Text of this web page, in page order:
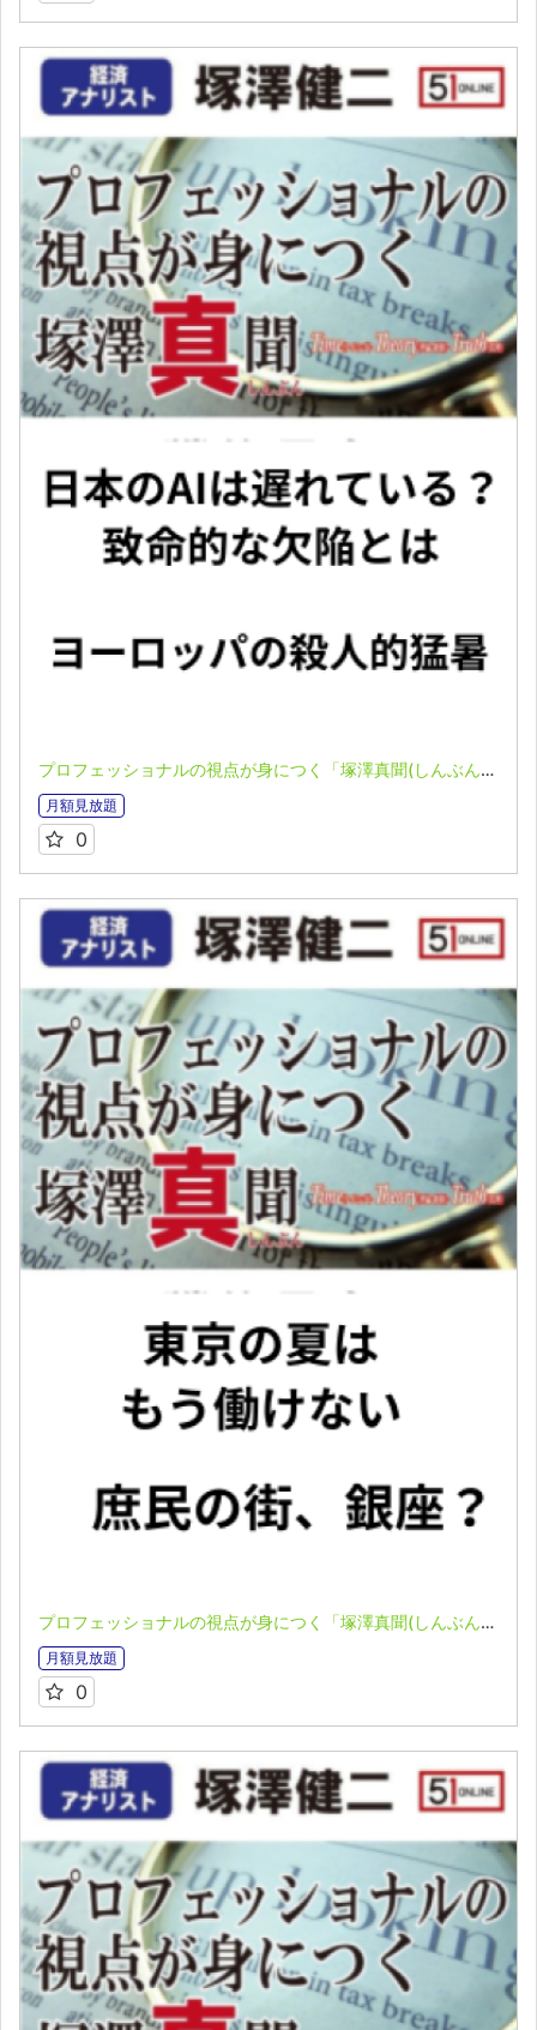
プロフェッショナルの視点が身につく「塚澤真聞(しんぶん)」(2025.7.13)
月額見放題
0
プロフェッショナルの視点が身につく「塚澤真聞(しんぶん)」(2025.7.6)
月額見放題
0